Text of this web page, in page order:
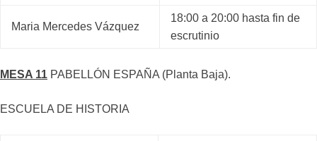
Maria Mercedes Vázquez
18:00 a 20:00 hasta fin de
escrutinio
MESA 11 PABELLÓN ESPAÑA (Planta Baja).
ESCUELA DE HISTORIA